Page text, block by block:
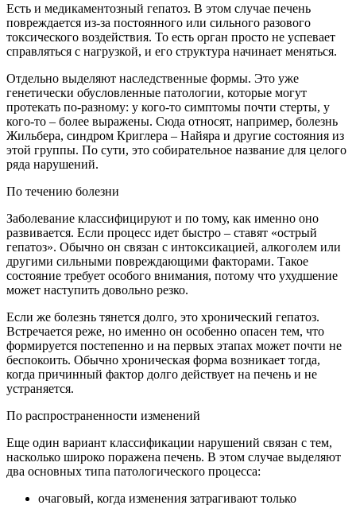
Есть и медикаментозный гепатоз. В этом случае печень
повреждается из-за постоянного или сильного разового
токсического воздействия. То есть орган просто не успевает
справляться с нагрузкой, и его структура начинает меняться.
Отдельно выделяют наследственные формы. Это уже
генетически обусловленные патологии, которые могут
протекать по-разному: у кого-то симптомы почти стерты, у
кого-то – более выражены. Сюда относят, например, болезнь
Жильбера, синдром Криглера – Найяра и другие состояния из
этой группы. По сути, это собирательное название для целого
ряда нарушений.
По течению болезни
Заболевание классифицируют и по тому, как именно оно
развивается. Если процесс идет быстро – ставят «острый
гепатоз». Обычно он связан с интоксикацией, алкоголем или
другими сильными повреждающими факторами. Такое
состояние требует особого внимания, потому что ухудшение
может наступить довольно резко.
Если же болезнь тянется долго, это хронический гепатоз.
Встречается реже, но именно он особенно опасен тем, что
формируется постепенно и на первых этапах может почти не
беспокоить. Обычно хроническая форма возникает тогда,
когда причинный фактор долго действует на печень и не
устраняется.
По распространенности изменений
Еще один вариант классификации нарушений связан с тем,
насколько широко поражена печень. В этом случае выделяют
два основных типа патологического процесса:
очаговый, когда изменения затрагивают только